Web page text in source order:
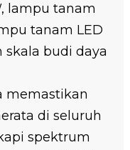
lampu tanam
tanam LED
skala budi daya
memastikan
di seluruh
spektrum